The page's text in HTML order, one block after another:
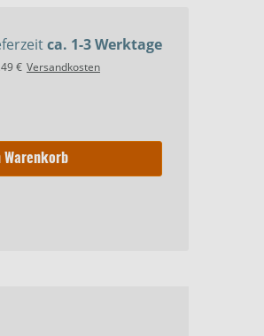
ca. 1-3 Werktage
€ Versandkosten
Warenkorb